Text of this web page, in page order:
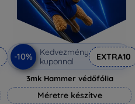
-10%
Kedvezmény
kuponnal
EXTRA10
3mk Hammer védőfólia
Méretre készítve